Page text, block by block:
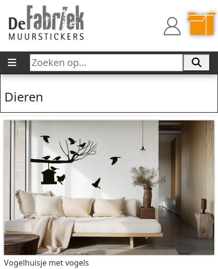
Dieren
Vogelhuisje met vogels